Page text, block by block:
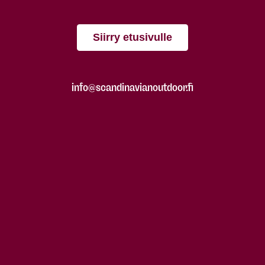
Siirry etusivulle
info@scandinavianoutdoor.fi